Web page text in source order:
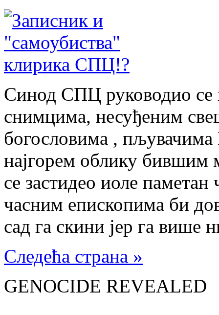
Синод СПЦ руководио
снимцима, несуђеним
богословима ,
најгорем облику бившим
се застидео иоле
часним епископима би
сад га скини јер га
Следећа страна »
GENOCIDE REVEALED